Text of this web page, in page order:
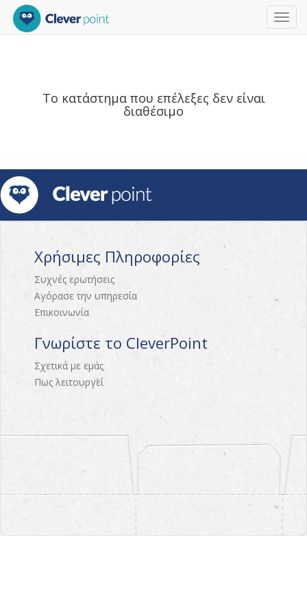
Το κατάστημα που επέλεξες δεν είναι
διαθέσιμο
Χρήσιμες Πληροφορίες
Συχνές ερωτήσεις
Αγόρασε την υπηρεσία
Επικοινωνία
Γνωρίστε το CleverPoint
Σχετικά με εμάς
Πως λειτουργεί